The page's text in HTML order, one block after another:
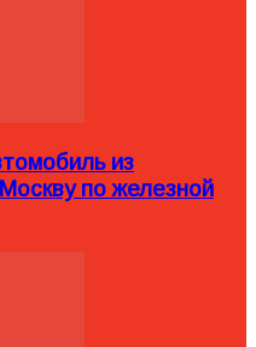
из
по железной